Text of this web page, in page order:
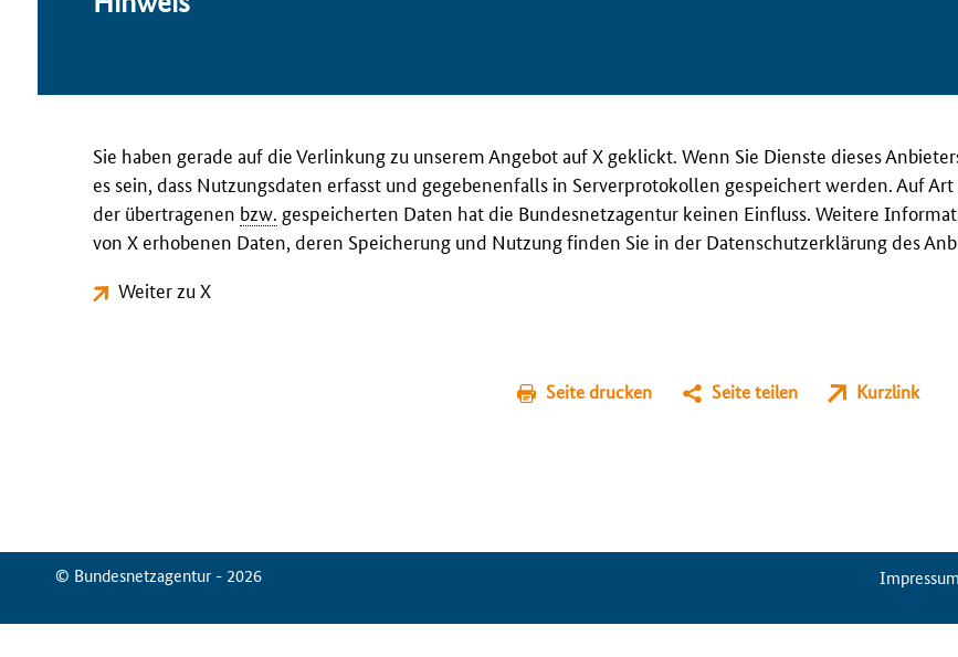
Sie haben gerade auf die Verlinkung zu unserem Angebot auf X geklickt. Wenn Sie Dienste dieses
es sein, dass Nutzungsdaten erfasst und gegebenenfalls in Serverprotokollen gespeichert werden. Auf
der übertragenen bzw. gespeicherten Daten hat die Bundesnetzagentur keinen Einfluss. Weitere
von X erhobenen Daten, deren Speicherung und Nutzung finden Sie in der Datenschutzerklärung des
Weiter zu X
Seite drucken Seite teilen Kurzlink
© Bundesnetzagentur - 2026 ServiceMenuImpressum